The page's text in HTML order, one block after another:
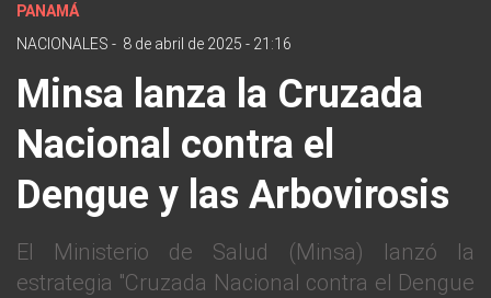
PANAMÁ
NACIONALES - 8 de abril de 2025 - 21:16
Minsa lanza la Cruzada
Nacional contra el
Dengue y las Arbovirosis
El Ministerio de Salud (Minsa) lanzó la
estrategia "Cruzada Nacional contra el Dengue